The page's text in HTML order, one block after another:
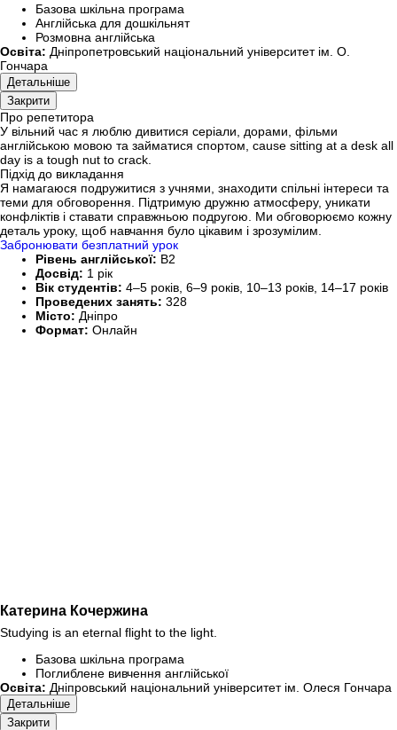
Базова шкільна програма
Англійська для дошкільнят
Розмовна англійська
Освіта: Дніпропетровський національний університет ім. О.
Гончара
Детальніше
Закрити
Про репетитора
У вільний час я люблю дивитися серіали, дорами, фільми
англійською мовою та займатися спортом, cause sitting at a desk all
day is a tough nut to crack.
Підхід до викладання
Я намагаюся подружитися з учнями, знаходити спільні інтереси та
теми для обговорення. Підтримую дружню атмосферу, уникати
конфліктів і ставати справжньою подругою. Ми обговорюємо кожну
деталь уроку, щоб навчання було цікавим і зрозумілим.
Забронювати безплатний урок
Рівень англійської: B2
Досвід: 1 рік
Вік студентів: 4–5 років, 6–9 років, 10–13 років, 14–17 років
Проведених занять: 328
Місто: Дніпро
Формат: Онлайн
Катерина Кочержина
Studying is an eternal flight to the light.
Базова шкільна програма
Поглиблене вивчення англійської
Освіта: Дніпровський національний університет ім. Олеся Гончара
Детальніше
Закрити